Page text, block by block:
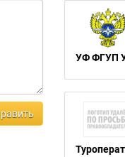
УФ ФГУП